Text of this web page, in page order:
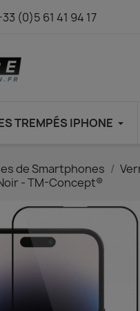
(0)5 61 41 94 17
TREMPÉS IPHONE
de Smartphones
- TM-Concept®